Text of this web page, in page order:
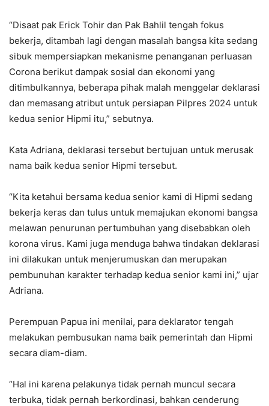
“Disaat pak Erick Tohir dan Pak Bahlil tengah fokus
bekerja, ditambah lagi dengan masalah bangsa kita sedang
sibuk mempersiapkan mekanisme penanganan perluasan
Corona berikut dampak sosial dan ekonomi yang
ditimbulkannya, beberapa pihak malah menggelar deklarasi
dan memasang atribut untuk persiapan Pilpres 2024 untuk
kedua senior Hipmi itu,” sebutnya.
Kata Adriana, deklarasi tersebut bertujuan untuk merusak
nama baik kedua senior Hipmi tersebut.
“Kita ketahui bersama kedua senior kami di Hipmi sedang
bekerja keras dan tulus untuk memajukan ekonomi bangsa
melawan penurunan pertumbuhan yang disebabkan oleh
korona virus. Kami juga menduga bahwa tindakan deklarasi
ini dilakukan untuk menjerumuskan dan merupakan
pembunuhan karakter terhadap kedua senior kami ini,” ujar
Adriana.
Perempuan Papua ini menilai, para deklarator tengah
melakukan pembusukan nama baik pemerintah dan Hipmi
secara diam-diam.
“Hal ini karena pelakunya tidak pernah muncul secara
terbuka, tidak pernah berkordinasi, bahkan cenderung